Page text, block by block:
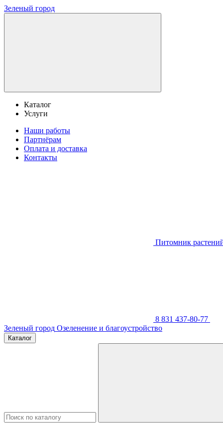
Зеленый город
Каталог
Услуги
Наши работы
Партнёрам
Оплата и доставка
Контакты
Питомник
8 831 437-80-77
Зеленый город Озеленение и благоустройство
Каталог